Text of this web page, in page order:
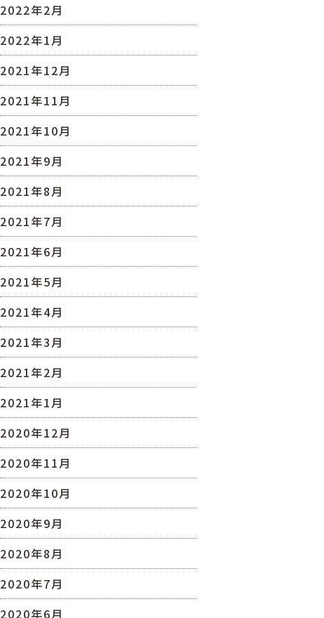
2022年2月
2022年1月
2021年12月
2021年11月
2021年10月
2021年9月
2021年8月
2021年7月
2021年6月
2021年5月
2021年4月
2021年3月
2021年2月
2021年1月
2020年12月
2020年11月
2020年10月
2020年9月
2020年8月
2020年7月
2020年6月